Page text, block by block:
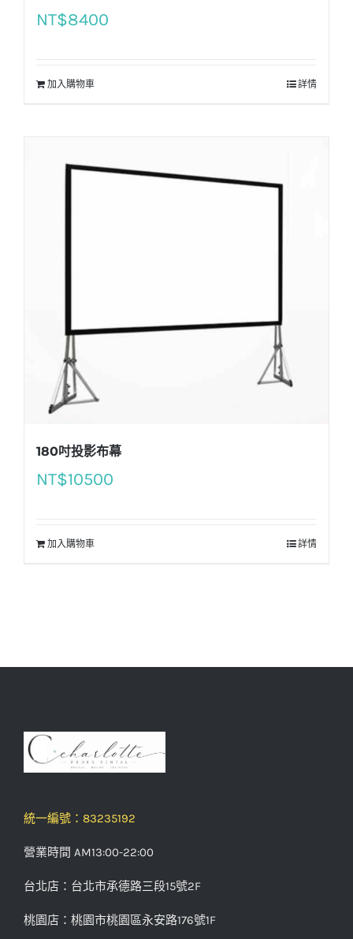
NT$8400
加入購物車 詳情
180吋投影布幕
NT$10500
加入購物車 詳情
統一編號：83235192
營業時間 AM13:00-22:00
台北店：台北市承德路三段15號2F
桃園店：桃園市桃園區永安路176號1F